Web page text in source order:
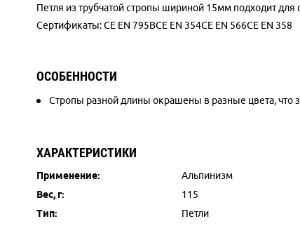
Петля из трубчатой стропы шириной 15мм подходит
Сертификаты: CE EN 795BCE EN 354CE EN 566CE EN 358
ОСОБЕННОСТИ
Стропы разной длины окрашены в разные цвета, что
ХАРАКТЕРИСТИКИ
Применение:
Альпинизм
Вес, г:
115
Тип:
Петли